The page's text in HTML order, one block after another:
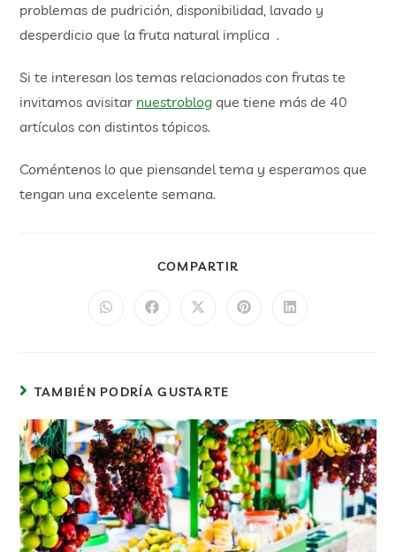
problemas de pudrición, disponibilidad, lavado y
desperdicio que la fruta natural implica .
Si te interesan los temas relacionados con frutas te
invitamos avisitar nuestroblog que tiene más de 40
artículos con distintos tópicos.
Coméntenos lo que piensandel tema y esperamos que
tengan una excelente semana.
COMPARTIR
TAMBIÉN PODRÍA GUSTARTE